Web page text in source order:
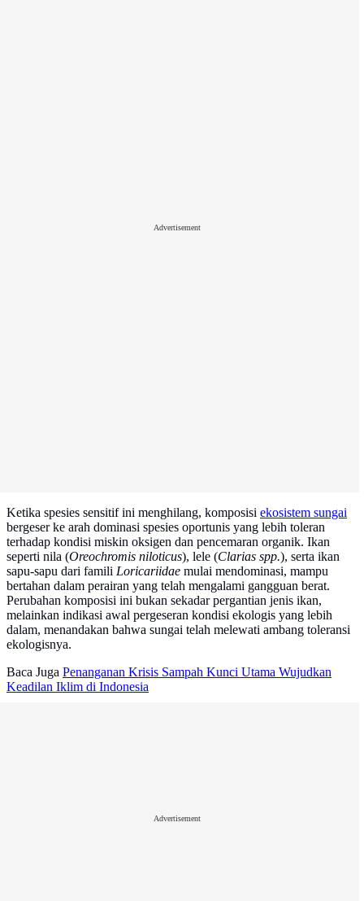
Advertisement
Ketika spesies sensitif ini menghilang, komposisi ekosistem sungai
bergeser ke arah dominasi spesies oportunis yang lebih toleran
terhadap kondisi miskin oksigen dan pencemaran organik. Ikan
seperti nila (Oreochromis niloticus), lele (Clarias spp.), serta ikan
sapu-sapu dari famili Loricariidae mulai mendominasi, mampu
bertahan dalam perairan yang telah mengalami gangguan berat.
Perubahan komposisi ini bukan sekadar pergantian jenis ikan,
melainkan indikasi awal pergeseran kondisi ekologis yang lebih
dalam, menandakan bahwa sungai telah melewati ambang toleransi
ekologisnya.
Baca Juga Penanganan Krisis Sampah Kunci Utama Wujudkan
Keadilan Iklim di Indonesia
Advertisement